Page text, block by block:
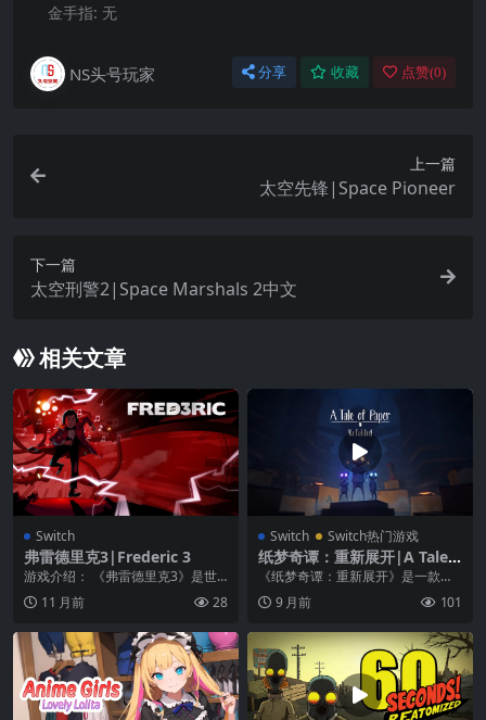
金手指: 无
NS头号玩家 分享 收藏 点赞(0)
上一篇
太空先锋|Space Pioneer
下一篇
太空刑警2|Space Marshals 2中文
相关文章
Switch
弗雷德里克3|Frederic 3
游戏介绍： 《弗雷德里克3》是世
界各地流行和欣赏的音乐游戏系列
的延续。 弗雷德里...
11 月前 28
Switch Switch热门游戏
纸梦奇谭：重新展开|A Tale o
f Paper: Refolded
《纸梦奇谭：重新展开》是一款平
台解谜游戏，讲述神奇的主角 Line
的故事，由纸...
9 月前 101